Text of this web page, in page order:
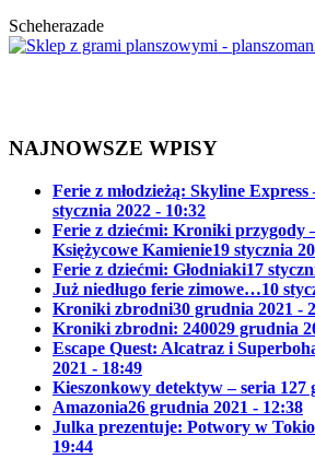
Scheherazade
NAJNOWSZE WPISY
Ferie z młodzieżą: Skyline
stycznia 2022 - 10:32
Ferie z dziećmi: Kroniki przygody
Księżycowe Kamienie19 stycznia
Ferie z dziećmi: Głodniaki17
Już niedługo ferie zimowe…10
Kroniki zbrodni30 grudnia 2021 -
Kroniki zbrodni: 240029 grudnia
Escape Quest: Alcatraz i
2021 - 18:49
Kieszonkowy detektyw – seria 127
Amazonia26 grudnia 2021 - 12:38
Julka prezentuje: Potwory w Tokio
19:44